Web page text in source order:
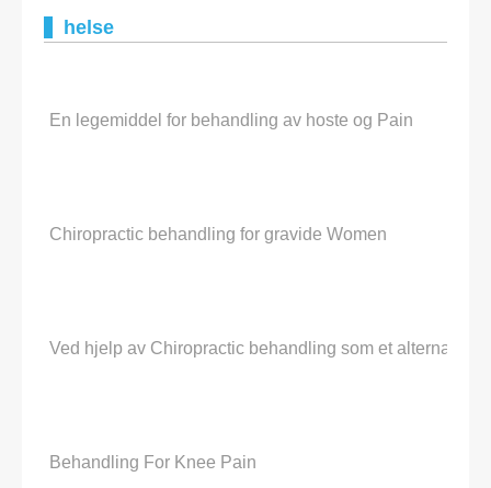
helse
En legemiddel for behandling av hoste og Pain
Chiropractic behandling for gravide Women
Ved hjelp av Chiropractic behandling som et alternativ
Behandling For Knee Pain